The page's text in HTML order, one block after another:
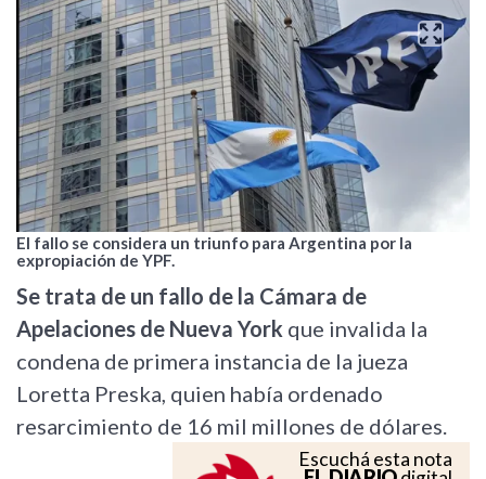
El fallo se considera un triunfo para Argentina por la
expropiación de YPF.
Se trata de un fallo de la Cámara de
Apelaciones de Nueva York que invalida la
condena de primera instancia de la jueza
Loretta Preska, quien había ordenado
resarcimiento de 16 mil millones de dólares.
Escuchá esta nota